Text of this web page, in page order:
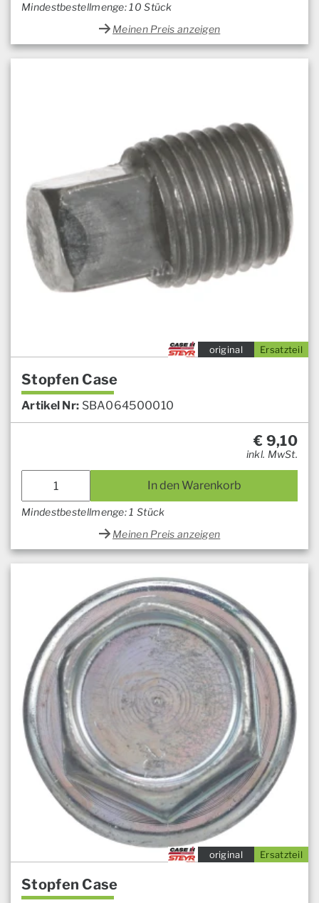
Mindestbestellmenge: 10 Stück
Meinen Preis anzeigen
Ersatzteil
original
Stopfen Case
Artikel Nr: SBA064500010
€ 9,10
inkl. MwSt.
In den Warenkorb
Mindestbestellmenge: 1 Stück
Meinen Preis anzeigen
Ersatzteil
original
Stopfen Case